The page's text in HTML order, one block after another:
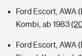
Ford Escort, AWA
Kombi, ab 1983
Ford Escort, AWA